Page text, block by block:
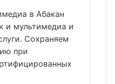
в Абакан
и мультимедиа и
Сохраняем
при